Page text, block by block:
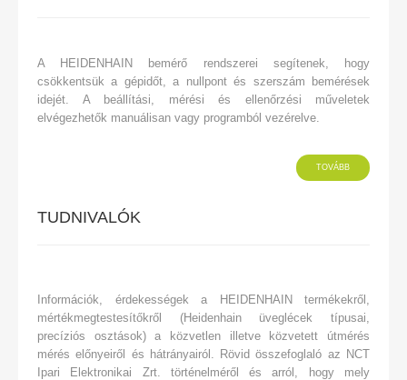
A HEIDENHAIN bemérő rendszerei segítenek, hogy
csökkentsük a gépidőt, a nullpont és szerszám bemérések
idejét. A beállítási, mérési és ellenőrzési műveletek
elvégezhetők manuálisan vagy programból vezérelve.
TOVÁBB
TUDNIVALÓK
Információk, érdekességek a HEIDENHAIN termékekről,
mértékmegtestesítőkről (Heidenhain üveglécek típusai,
precíziós osztások) a közvetlen illetve közvetett útmérés
mérés előnyeiről és hátrányairól. Rövid összefoglaló az NCT
Ipari Elektronikai Zrt. történelméről és arról, hogy mely